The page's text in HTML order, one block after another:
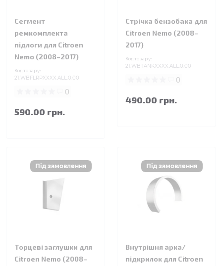
Сегмент
ремкомплекта
підлоги для Citroen
Nemo (2008–2017)
Код товару:
21.WBFLRPXXXX.ALL.0.00
0
590.00 грн.
Стрічка бензобака для
Citroen Nemo (2008–
2017)
Код товару:
21.WBTANKXXXX.ALL.0.00
0
490.00 грн.
Торцеві заглушки для
Citroen Nemo (2008–
Внутрішня арка/
підкрилок для Citroen